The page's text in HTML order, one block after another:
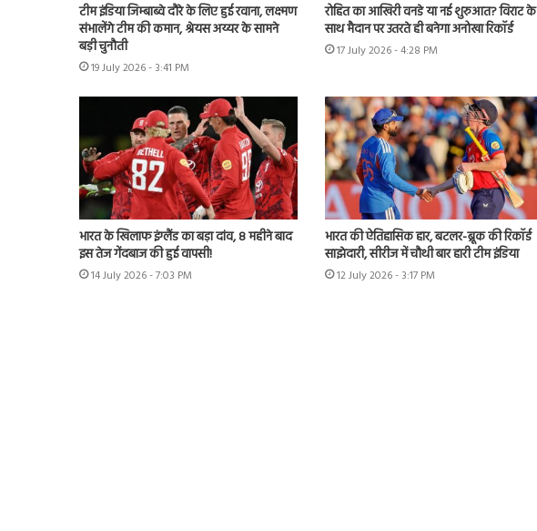
टीम इंडिया जिम्बाब्वे दौरे के लिए हुई रवाना, लक्ष्मण
संभालेंगे टीम की कमान, श्रेयस अय्यर के सामने
बड़ी चुनौती
19 July 2026 - 3:41 PM
रोहित का आखिरी वनडे या नई शुरुआत? विराट के
साथ मैदान पर उतरते ही बनेगा अनोखा रिकॉर्ड
17 July 2026 - 4:28 PM
भारत के खिलाफ इंग्लैंड का बड़ा दांव, 8 महीने बाद
इस तेज गेंदबाज की हुई वापसी!
14 July 2026 - 7:03 PM
भारत की ऐतिहासिक हार, बटलर-ब्रूक की रिकॉर्ड
साझेदारी, सीरीज में चौथी बार हारी टीम इंडिया
12 July 2026 - 3:17 PM